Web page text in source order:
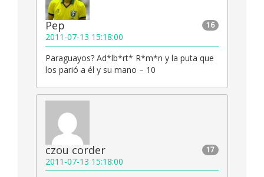
16
Pep
2011-07-13 15:18:00
Paraguayos? Ad*lb*rt* R*m*n y la puta que
los parió a él y su mano – 10
17
czou corder
2011-07-13 15:18:00